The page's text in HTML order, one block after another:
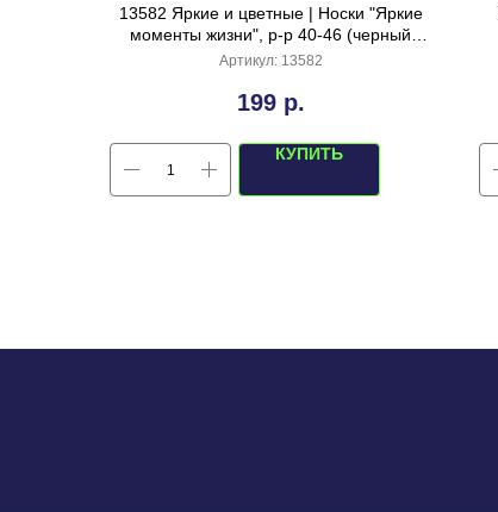
13582 Яркие и цветные | Носки "Яркие
моменты жизни", р-р 40-46 (черный
мультиколор)
Артикул: 13582
199 р.
КУПИТЬ